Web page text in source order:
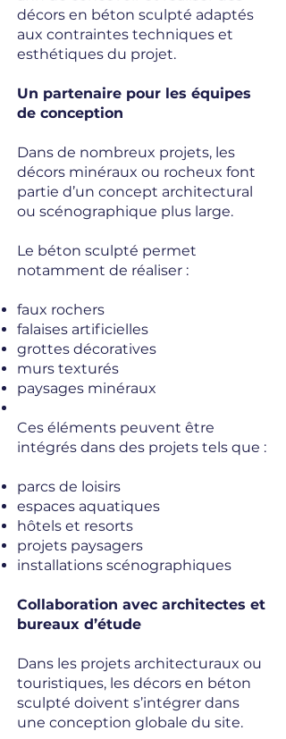
décors en béton sculpté adaptés
aux contraintes techniques et
esthétiques du projet.
Un partenaire pour les équipes
de conception
Dans de nombreux projets, les
décors minéraux ou rocheux font
partie d’un concept architectural
ou scénographique plus large.
Le béton sculpté permet
notamment de réaliser :
faux rochers
falaises artificielles
grottes décoratives
murs texturés
paysages minéraux
Ces éléments peuvent être
intégrés dans des projets tels que :
parcs de loisirs
espaces aquatiques
hôtels et resorts
projets paysagers
installations scénographiques
Collaboration avec architectes et
bureaux d’étude
Dans les projets architecturaux ou
touristiques, les décors en béton
sculpté doivent s’intégrer dans
une conception globale du site.